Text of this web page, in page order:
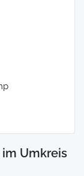
Umkreis